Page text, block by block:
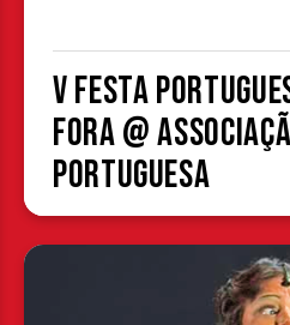
V Festa
Fora @
Portuguesa